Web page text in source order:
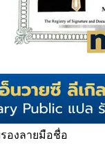
องลายมือชื่อ